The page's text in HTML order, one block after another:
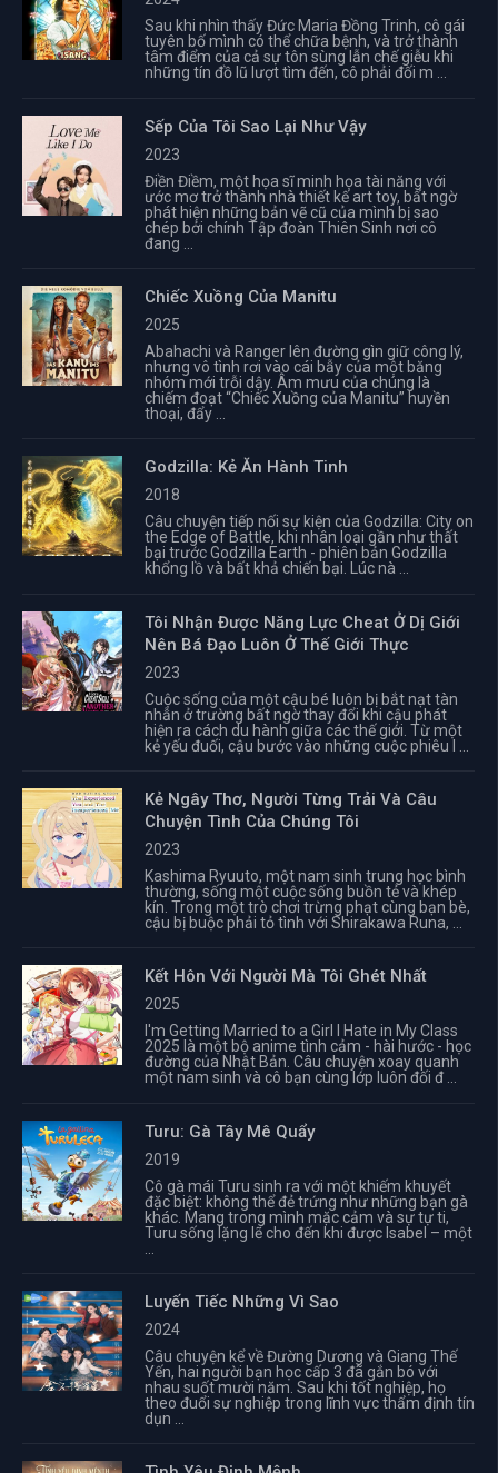
Sau khi nhìn thấy Đức Maria Đồng Trinh, cô gái
tuyên bố mình có thể chữa bệnh, và trở thành
tâm điểm của cả sự tôn sùng lẫn chế giễu khi
những tín đồ lũ lượt tìm đến, cô phải đối m ...
Sếp Của Tôi Sao Lại Như Vậy
2023
Điền Điềm, một họa sĩ minh họa tài năng với
ước mơ trở thành nhà thiết kế art toy, bất ngờ
phát hiện những bản vẽ cũ của mình bị sao
chép bởi chính Tập đoàn Thiên Sinh nơi cô
đang ...
Chiếc Xuồng Của Manitu
2025
Abahachi và Ranger lên đường gìn giữ công lý,
nhưng vô tình rơi vào cái bẫy của một băng
nhóm mới trỗi dậy. Âm mưu của chúng là
chiếm đoạt “Chiếc Xuồng của Manitu” huyền
thoại, đẩy ...
Godzilla: Kẻ Ăn Hành Tinh
2018
Câu chuyện tiếp nối sự kiện của Godzilla: City on
the Edge of Battle, khi nhân loại gần như thất
bại trước Godzilla Earth - phiên bản Godzilla
khổng lồ và bất khả chiến bại. Lúc nà ...
Tôi Nhận Được Năng Lực Cheat Ở Dị Giới
Nên Bá Đạo Luôn Ở Thế Giới Thực
2023
Cuộc sống của một cậu bé luôn bị bắt nạt tàn
nhẫn ở trường bất ngờ thay đổi khi cậu phát
hiện ra cách du hành giữa các thế giới. Từ một
kẻ yếu đuối, cậu bước vào những cuộc phiêu l ...
Kẻ Ngây Thơ, Người Từng Trải Và Câu
Chuyện Tình Của Chúng Tôi
2023
Kashima Ryuuto, một nam sinh trung học bình
thường, sống một cuộc sống buồn tẻ và khép
kín. Trong một trò chơi trừng phạt cùng bạn bè,
cậu bị buộc phải tỏ tình với Shirakawa Runa, ...
Kết Hôn Với Người Mà Tôi Ghét Nhất
2025
I'm Getting Married to a Girl I Hate in My Class
2025 là một bộ anime tình cảm - hài hước - học
đường của Nhật Bản. Câu chuyện xoay quanh
một nam sinh và cô bạn cùng lớp luôn đối đ ...
Turu: Gà Tây Mê Quẩy
2019
Cô gà mái Turu sinh ra với một khiếm khuyết
đặc biệt: không thể đẻ trứng như những bạn gà
khác. Mang trong mình mặc cảm và sự tự ti,
Turu sống lặng lẽ cho đến khi được Isabel – một
Luyến Tiếc Những Vì Sao
2024
Câu chuyện kể về Đường Dương và Giang Thế
Yến, hai người bạn học cấp 3 đã gắn bó với
nhau suốt mười năm. Sau khi tốt nghiệp, họ
theo đuổi sự nghiệp trong lĩnh vực thẩm định tín
dụn ...